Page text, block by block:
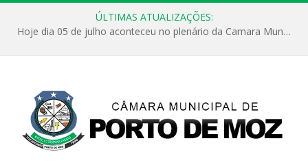
ÚLTIMAS ATUALIZAÇÕES:
Hoje dia 05 de julho aconteceu no plenário da Camara Municipal de Porto de Moz a Sessão Solene de Abertura dos Trabalhos Legislativos 2º Período da 23ª Legislatura